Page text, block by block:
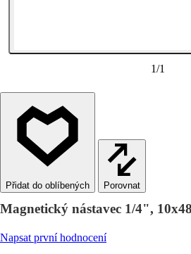
1/1
Porovnat
Magnetický nástavec 1/4",
Napsat první hodnocení